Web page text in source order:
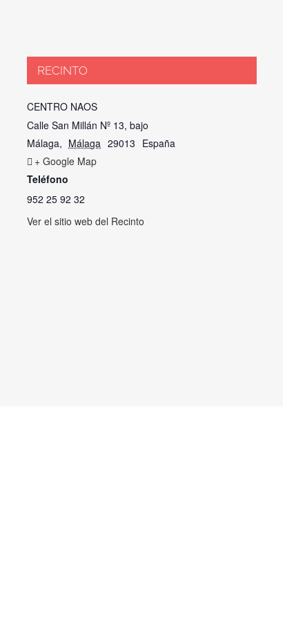
RECINTO
CENTRO NAOS
Calle San Millán Nº 13, bajo
Málaga, Málaga 29013 España
+ Google Map
Teléfono
952 25 92 32
Ver el sitio web del Recinto